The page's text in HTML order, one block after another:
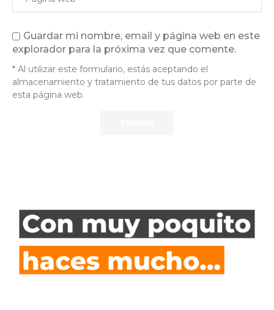
Guardar mi nombre, email y página web en este
explorador para la próxima vez que comente.
* Al utilizar este formulario, estás aceptando el
almacenamiento y tratamiento de tus datos por parte de
esta página web.